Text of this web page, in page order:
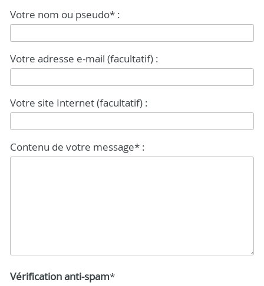
Votre nom ou pseudo* :
Votre adresse e-mail (facultatif) :
Votre site Internet (facultatif) :
Contenu de votre message* :
Vérification anti-spam*